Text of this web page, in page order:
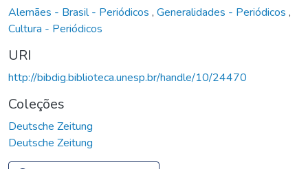
Alemães - Brasil - Periódicos , Generalidades - Periódicos ,
Cultura - Periódicos
URI
http://bibdig.biblioteca.unesp.br/handle/10/24470
Coleções
Deutsche Zeitung
Deutsche Zeitung